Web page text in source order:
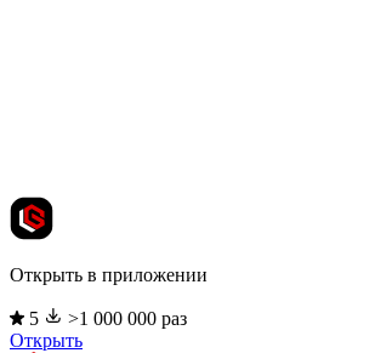
Открыть в приложении
5
>1 000 000 раз
Открыть